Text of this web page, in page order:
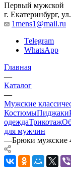
Первый мужской
г. Екатеринбург,
1mens1@mail.ru
Telegram
WhatsApp
Главная
—
Каталог
—
Мужские
КостюмыПиджаки
одеждаТрикотаж
для мужчин
—Брюки мужские